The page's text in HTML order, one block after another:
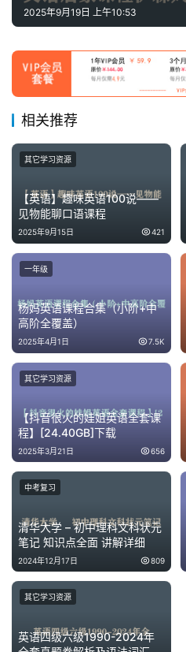
2025年9月19日 上午10:53
相关推荐
【英语】趣味英语100说——
见物能聊口语课程
2025年9月15日 421
其它学习资源
杨妈英语课程合集（小阶+中
高阶全覆盖）
2025年4月1日 7.5K
一年级
【抖音很火的娃姐英语全套课
程】[24.40GB]下载
2025年3月21日 656
其它学习资源
清华大学 – 初中理科文科状元
笔记 知识点全面 讲解详细
2024年12月17日 809
中考复习
英语四级六级1990-2024年
其它学习资源